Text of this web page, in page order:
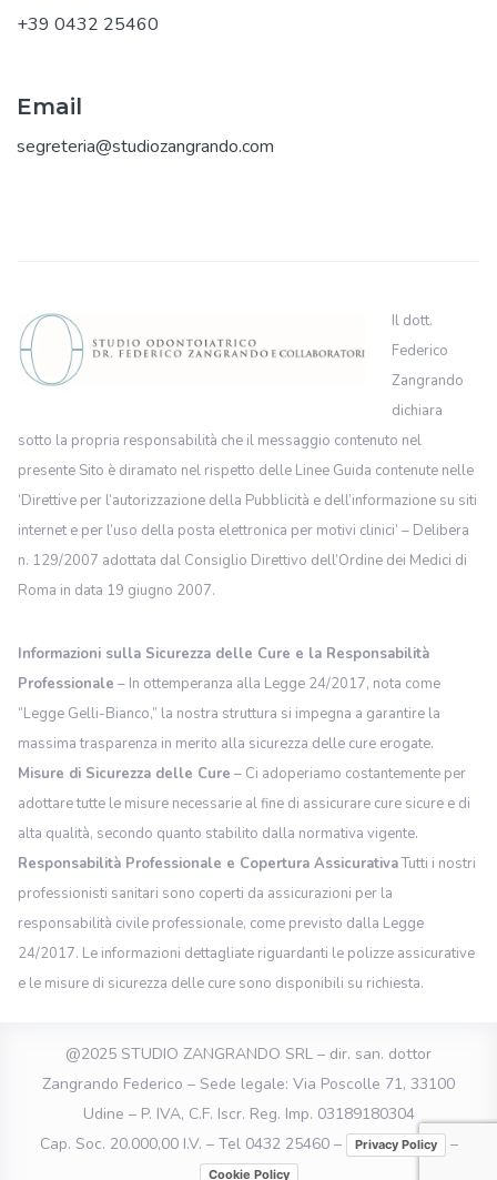
+39 0432 25460
Email
segreteria@studiozangrando.com
Il dott.
Federico
Zangrando
dichiara
sotto la propria responsabilità che il messaggio contenuto nel
presente Sito è diramato nel rispetto delle Linee Guida contenute nelle
‘Direttive per l’autorizzazione della Pubblicità e dell’informazione su siti
internet e per l’uso della posta elettronica per motivi clinici’ – Delibera
n. 129/2007 adottata dal Consiglio Direttivo dell’Ordine dei Medici di
Roma in data 19 giugno 2007.
Informazioni sulla Sicurezza delle Cure e la Responsabilità
Professionale – In ottemperanza alla Legge 24/2017, nota come
“Legge Gelli-Bianco,” la nostra struttura si impegna a garantire la
massima trasparenza in merito alla sicurezza delle cure erogate.
Misure di Sicurezza delle Cure – Ci adoperiamo costantemente per
adottare tutte le misure necessarie al fine di assicurare cure sicure e di
alta qualità, secondo quanto stabilito dalla normativa vigente.
Responsabilità Professionale e Copertura AssicurativaTutti i nostri
professionisti sanitari sono coperti da assicurazioni per la
responsabilità civile professionale, come previsto dalla Legge
24/2017. Le informazioni dettagliate riguardanti le polizze assicurative
e le misure di sicurezza delle cure sono disponibili su richiesta.
@2025 STUDIO ZANGRANDO SRL – dir. san. dottor
Zangrando Federico – Sede legale: Via Poscolle 71, 33100
Udine – P. IVA, C.F. Iscr. Reg. Imp. 03189180304
Cap. Soc. 20.000,00 I.V. – Tel 0432 25460 –
Privacy Policy –
Cookie Policy